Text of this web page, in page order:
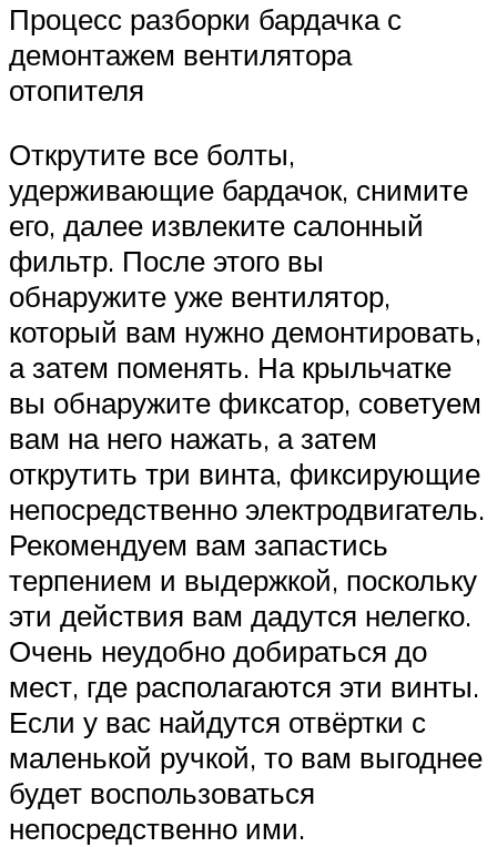
Процесс разборки бардачка с
демонтажем вентилятора
отопителя
Открутите все болты,
удерживающие бардачок, снимите
его, далее извлеките салонный
фильтр. После этого вы
обнаружите уже вентилятор,
который вам нужно демонтировать,
а затем поменять. На крыльчатке
вы обнаружите фиксатор, советуем
вам на него нажать, а затем
открутить три винта, фиксирующие
непосредственно электродвигатель.
Рекомендуем вам запастись
терпением и выдержкой, поскольку
эти действия вам дадутся нелегко.
Очень неудобно добираться до
мест, где располагаются эти винты.
Если у вас найдутся отвёртки с
маленькой ручкой, то вам выгоднее
будет воспользоваться
непосредственно ими.